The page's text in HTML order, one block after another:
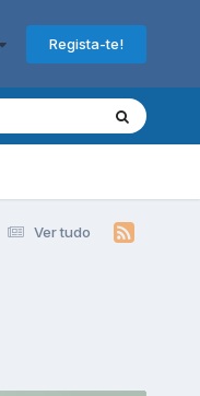
Regista-te!
Ver tudo